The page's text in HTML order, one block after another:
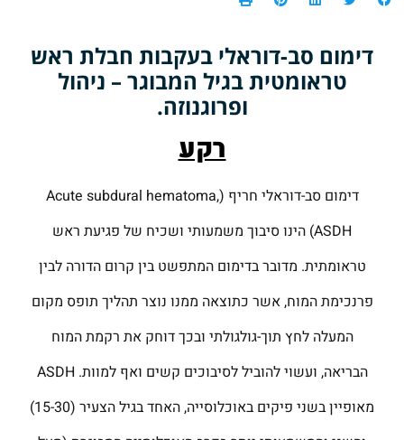
דימום סב-דוראלי בעקבות חבלת ראש
טראומטית בגיל המבוגר – ניהול
ופרוגנוזה.
רקע
דימום סב-דוראלי חריף (Acute subdural hematoma,
ASDH) הינו סיבוך משמעותי ושכיח של פגיעת ראש
טראומתית. מדובר בדימום המתפשט בין קרום הדורה לבין
פרנכימת המוח, אשר כתוצאה ממנו נוצר תהליך תופס מקום
המעלה לחץ תוך-גולגולתי ובכך דוחק את רקמת המוח
הבריאה, ועשוי להוביל לסיבוכים קשים ואף למוות. ASDH
מאופיין בשני פיקים באוכלוסייה, האחד בגיל הצעיר (15-30)